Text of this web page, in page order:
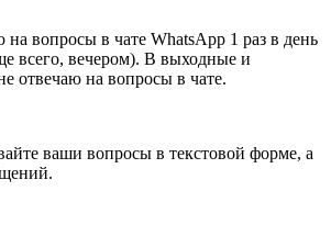
вопросы в чате WhatsApp 1 раз в день
всего, вечером). В выходные и
отвечаю на вопросы в чате.
ваши вопросы в текстовой форме, а